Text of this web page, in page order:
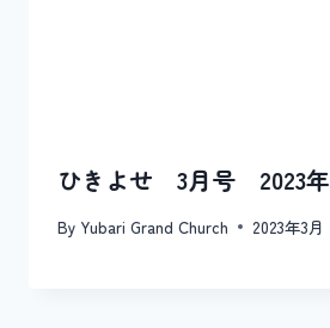
ひきよせ 3月号 2023年
By Yubari Grand Church 2023年3月